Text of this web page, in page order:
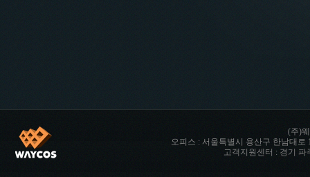
(주)
오피스 : 서울특별시 용산구 한남대로
고객지원센터 : 경기 파